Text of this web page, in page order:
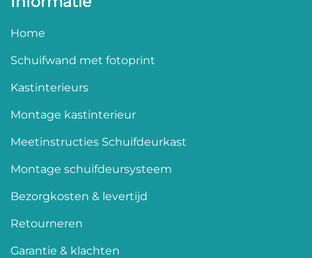
Home
Schuifwand met fotoprint
Kastinterieurs
Montage kastinterieur
Meetinstructies Schuifdeurkast
Montage schuifdeursysteem
Bezorgkosten & levertijd
Retourneren
Garantie & klachten